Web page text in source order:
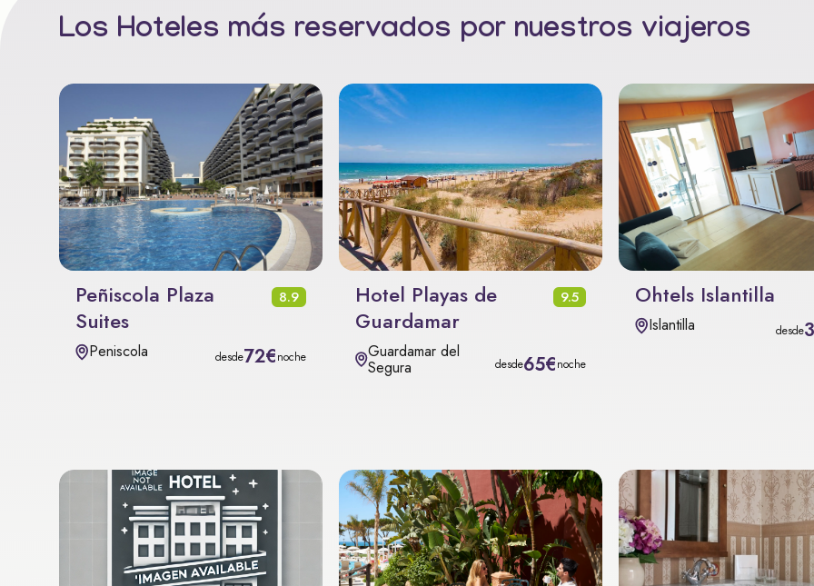
Los Hoteles más reservados por nuestros viajeros
Peñiscola Plaza
Suites
8.9
Peniscola desde72€noche
Hotel Playas de
Guardamar
9.5
Guardamar del
Segura desde65€noche
Ohtels Islantilla
Islantilla desde